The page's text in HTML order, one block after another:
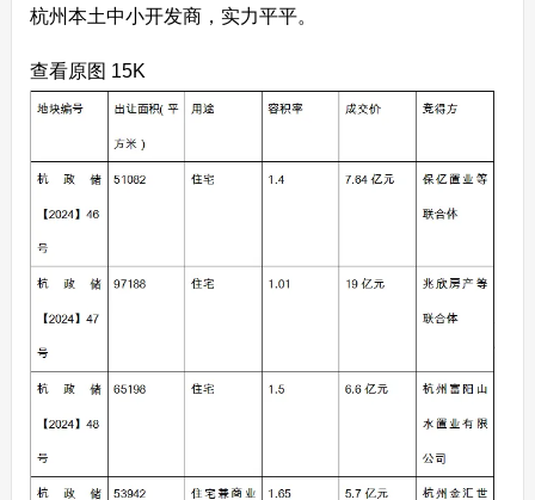
杭州本土中小开发商，实力平平。
查看原图 15K